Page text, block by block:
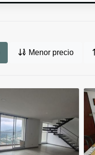
Menor precio